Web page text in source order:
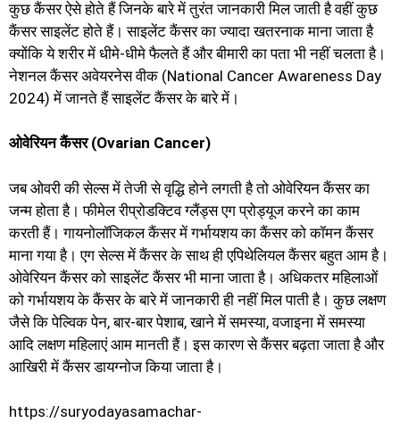
कुछ कैंसर ऐसे होते हैं जिनके बारे में तुरंत जानकारी मिल जाती है वहीं कुछ
कैंसर साइलेंट होते हैं। साइलेंट कैंसर का ज्यादा खतरनाक माना जाता है
क्योंकि ये शरीर में धीमे-धीमे फैलते हैं और बीमारी का पता भी नहीं चलता है।
नेशनल कैंसर अवेयरनेस वीक (National Cancer Awareness Day
2024) में जानते हैं साइलेंट कैंसर के बारे में।
ओवेरियन कैंसर (Ovarian Cancer)
जब ओवरी की सेल्स में तेजी से वृद्धि होने लगती है तो ओवेरियन कैंसर का
जन्म होता है। फीमेल रीप्रोडक्टिव ग्लैंड्स एग प्रोड्यूज करने का काम
करती हैं। गायनोलॉजिकल कैंसर में गर्भायशय का कैंसर को कॉमन कैंसर
माना गया है। एग सेल्स में कैंसर के साथ ही एपिथेलियल कैंसर बहुत आम है।
ओवेरियन कैंसर को साइलेंट कैंसर भी माना जाता है। अधिकतर महिलाओं
को गर्भायशय के कैंसर के बारे में जानकारी ही नहीं मिल पाती है। कुछ लक्षण
जैसे कि पेल्विक पेन, बार-बार पेशाब, खाने में समस्या, वजाइना में समस्या
आदि लक्षण महिलाएं आम मानती हैं। इस कारण से कैंसर बढ़ता जाता है और
आखिरी में कैंसर डायग्नोज किया जाता है।
https://suryodayasamachar-